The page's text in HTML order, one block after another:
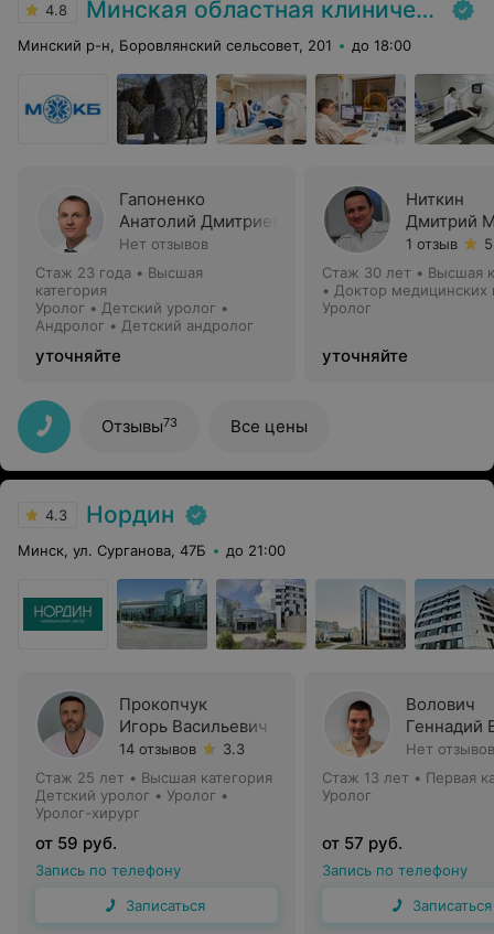
4.8 Минская областная клиническая больница
Минский р-н, Боровлянский сельсовет, 201 до 18:00
Гапоненко
Анатолий Дмитриевич
Нет отзывов
Стаж 23 года • Высшая
категория
Уролог • Детский уролог •
Андролог • Детский андролог
уточняйте
Ниткин
Дмитрий
1 отзыв
5
Стаж 30 лет • Высшая
• Доктор медицинских
Профессор
Уролог
уточняйте
Отзывы73 Все цены
4.3 Нордин
Минск, ул. Сурганова, 47Б до 21:00
Прокопчук
Игорь Васильевич
14 отзывов
3.3
Стаж 25 лет • Высшая категория
Детский уролог • Уролог •
Уролог-хирург
от 59 руб.
Запись по телефону
Записаться
Волович
Геннадий
Нет отзывов
Стаж 13 лет • Первая
Уролог
от 57 руб.
Запись по телефону
Записаться